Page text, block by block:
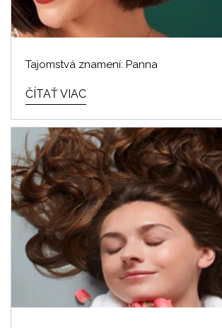
Tajomstvá znamení: Panna
ČÍTAŤ VIAC